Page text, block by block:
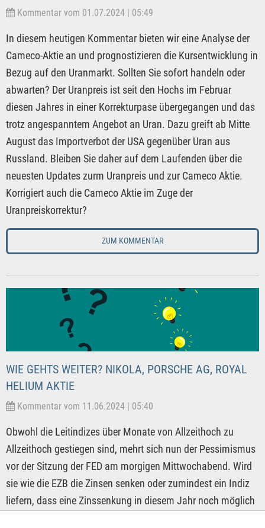
Kommentar vom 01.07.2024 | 05:49
In diesem heutigen Kommentar bieten wir eine Analyse der
Cameco-Aktie an und prognostizieren die Kursentwicklung in
Bezug auf den Uranmarkt. Sollten Sie sofort handeln oder
abwarten? Der Uranpreis ist seit den Hochs im Februar
diesen Jahres in einer Korrekturpase übergegangen und das
trotz angespanntem Angebot an Uran. Dazu greift ab Mitte
August das Importverbot der USA gegenüber Uran aus
Russland. Bleiben Sie daher auf dem Laufenden über die
neuesten Updates zurm Uranpreis und zur Cameco Aktie.
Korrigiert auch die Cameco Aktie im Zuge der
Uranpreiskorrektur?
ZUM KOMMENTAR
WIE GEHTS WEITER? NIKOLA, PORSCHE AG, ROYAL
HELIUM AKTIE
Kommentar vom 11.06.2024 | 05:40
Obwohl die Leitindizes über Monate von Allzeithoch zu
Allzeithoch gestiegen sind, mehrt sich nun der Pessimismus
vor der Sitzung der FED am morgigen Mittwochabend. Wird
sie wie die EZB die Zinsen senken oder zumindest ein Indiz
liefern, dass eine Zinssenkung in diesem Jahr noch möglich